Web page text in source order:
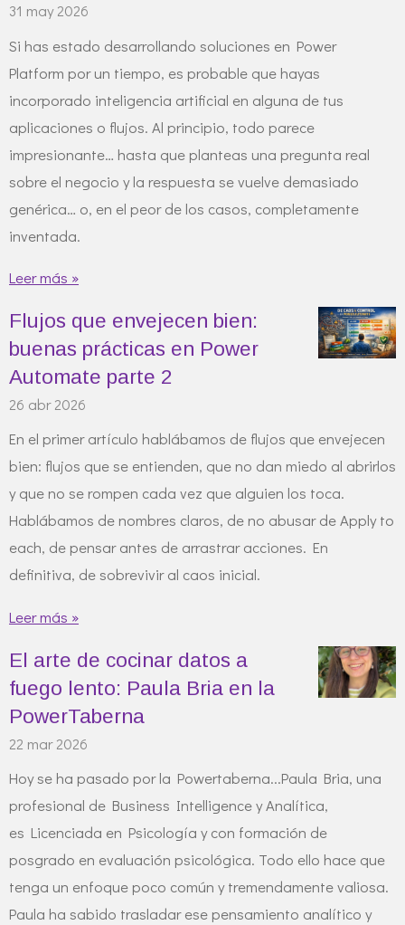
31 may 2026
Si has estado desarrollando soluciones en Power
Platform por un tiempo, es probable que hayas
incorporado inteligencia artificial en alguna de tus
aplicaciones o flujos. Al principio, todo parece
impresionante… hasta que planteas una pregunta real
sobre el negocio y la respuesta se vuelve demasiado
genérica… o, en el peor de los casos, completamente
inventada.
Leer más »
Flujos que envejecen bien:
buenas prácticas en Power
Automate parte 2
26 abr 2026
En el primer artículo hablábamos de flujos que envejecen
bien: flujos que se entienden, que no dan miedo al abrirlos
y que no se rompen cada vez que alguien los toca.
Hablábamos de nombres claros, de no abusar de Apply to
each, de pensar antes de arrastrar acciones. En
definitiva, de sobrevivir al caos inicial.
Leer más »
El arte de cocinar datos a
fuego lento: Paula Bria en la
PowerTaberna
22 mar 2026
Hoy se ha pasado por la Powertaberna...Paula Bria, una
profesional de Business Intelligence y Analítica,
es Licenciada en Psicología y con formación de
posgrado en evaluación psicológica. Todo ello hace que
tenga un enfoque poco común y tremendamente valiosa.
Paula ha sabido trasladar ese pensamiento analítico y